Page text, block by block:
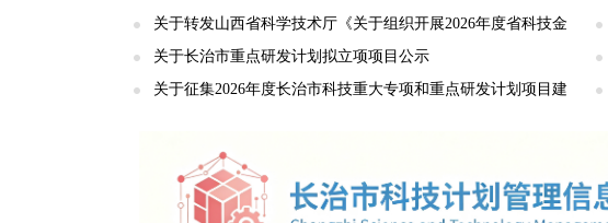
关于转发山西省科学技术厅《关于组织开展2026年度省科技金
融...
关于长治市重点研发计划拟立项项目公示
关于征集2026年度长治市科技重大专项和重点研发计划项目建